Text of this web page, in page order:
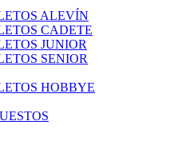
ALEVÍN
CADETE
JUNIOR
SENIOR
HOBBYE